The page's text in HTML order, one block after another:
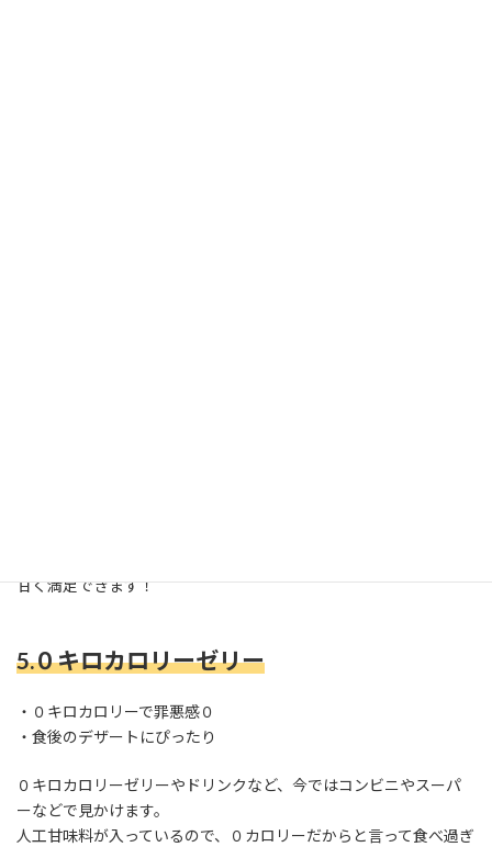
甘く満足できます！
5.０キロカロリーゼリー
・０キロカロリーで罪悪感０
・食後のデザートにぴったり
０キロカロリーゼリーやドリンクなど、今ではコンビニやスーパ
ーなどで見かけます。
人工甘味料が入っているので、０カロリーだからと言って食べ過ぎ